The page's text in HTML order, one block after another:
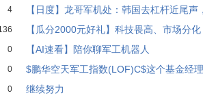
4 【日度】龙哥军机处：韩国去杠杆近尾声
【瓜分2000元好礼】科技畏高、市场分
0 【AI速看】陪你聊军工机器人
0 $鹏华空天军工指数(LOF)C$这个基金经
0 继续努力